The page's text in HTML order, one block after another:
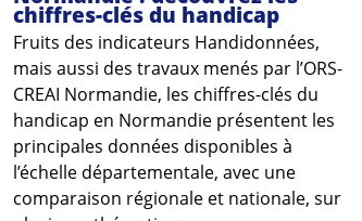
chiffres-clés du handicap
Fruits des indicateurs Handidonnées,
mais aussi des travaux menés par l’ORS-
CREAI Normandie, les chiffres-clés du
handicap en Normandie présentent les
principales données disponibles à
l’échelle départementale, avec une
comparaison régionale et nationale, sur